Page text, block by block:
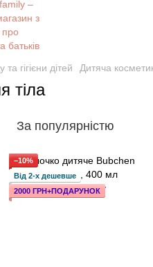
гігієни дітей Дитяча
тіла
За популярністю
−10%
Від 2-х дешевше
2000 ГРН+ПОДАРУНОК